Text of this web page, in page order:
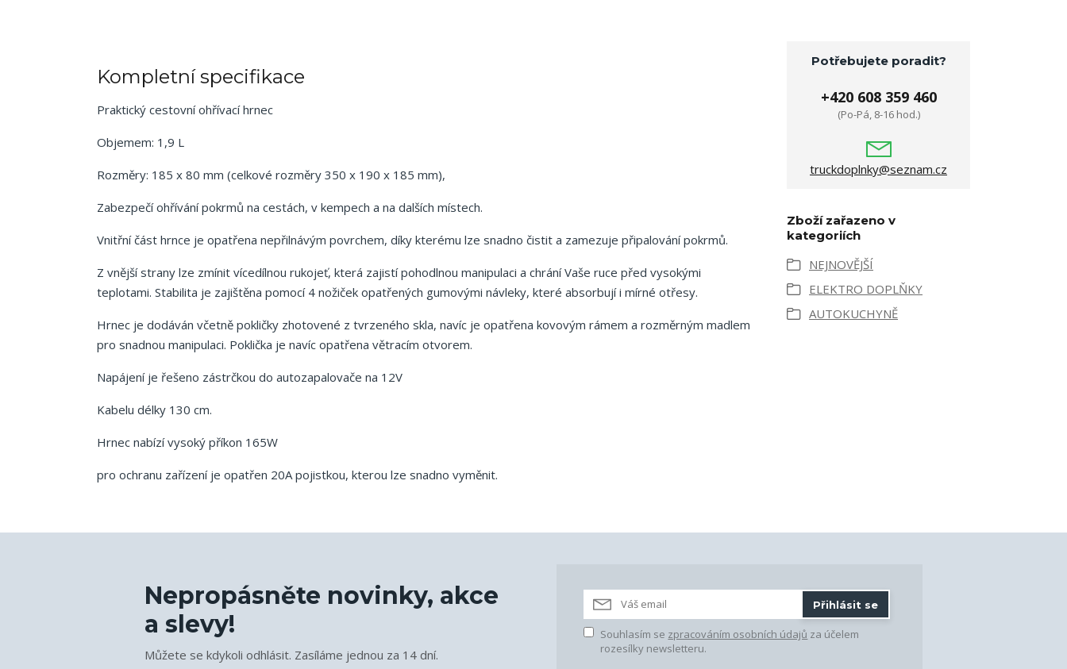
Kompletní specifikace
Praktický cestovní ohřívací hrnec
Objemem: 1,9 L
Rozměry: 185 x 80 mm (celkové rozměry 350 x 190 x 185 mm),
Zabezpečí ohřívání pokrmů na cestách, v kempech a na dalších místech.
Vnitřní část hrnce je opatřena nepřilnávým povrchem, díky kterému lze snadno čistit a zamezuje připalování pokrmů.
Z vnější strany lze zmínit vícedílnou rukojeť, která zajistí pohodlnou manipulaci a chrání Vaše ruce před vysokými
teplotami. Stabilita je zajištěna pomocí 4 nožiček opatřených gumovými návleky, které absorbují i mírné otřesy.
Hrnec je dodáván včetně pokličky zhotovené z tvrzeného skla, navíc je opatřena kovovým rámem a rozměrným madlem
pro snadnou manipulaci. Poklička je navíc opatřena větracím otvorem.
Napájení je řešeno zástrčkou do autozapalovače na 12V
Kabelu délky 130 cm.
Hrnec nabízí vysoký příkon 165W
pro ochranu zařízení je opatřen 20A pojistkou, kterou lze snadno vyměnit.
Potřebujete poradit?
+420 608 359 460
(Po-Pá, 8-16 hod.)
truckdoplnky@seznam.cz
Zboží zařazeno v
kategoriích
NEJNOVĚJŠÍ
ELEKTRO DOPLŇKY
AUTOKUCHYNĚ
Nepropásněte novinky, akce
a slevy!
Můžete se kdykoli odhlásit. Zasíláme jednou za 14 dní.
Přihlásit se
Souhlasím se zpracováním osobních údajů za účelem
rozesílky newsletteru.